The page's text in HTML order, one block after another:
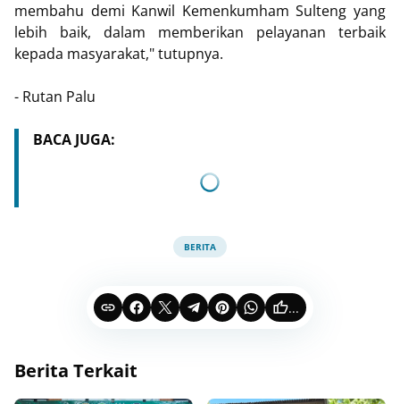
membahu demi Kanwil Kemenkumham Sulteng yang
lebih baik, dalam memberikan pelayanan terbaik
kepada masyarakat," tutupnya.
- Rutan Palu
BACA JUGA:
BERITA
...
Berita Terkait